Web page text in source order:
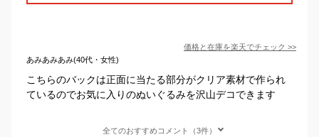
価格と在庫を楽天でチェック >>
あみあみあみ(40代・女性)
こちらのバックは正面に当たる部分がクリア素材で作られ
ているのでお気に入りのぬいぐるみを沢山デコできます
全てのおすすめコメント（3件）